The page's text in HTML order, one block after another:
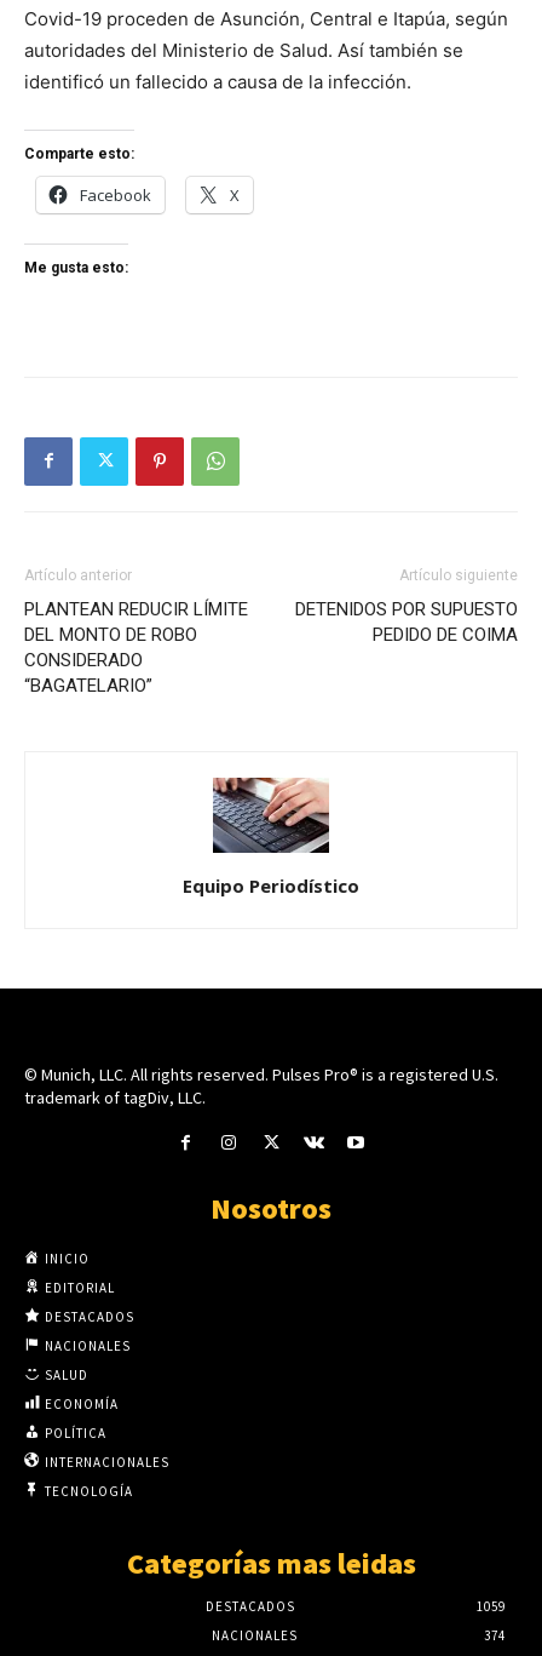
Covid-19 proceden de Asunción, Central e Itapúa, según
autoridades del Ministerio de Salud. Así también se
identificó un fallecido a causa de la infección.
Comparte esto:
Facebook X
Me gusta esto:
Artículo anterior
PLANTEAN REDUCIR LÍMITE
DEL MONTO DE ROBO
CONSIDERADO
“BAGATELARIO”
Artículo siguiente
DETENIDOS POR SUPUESTO
PEDIDO DE COIMA
Equipo Periodístico
© Munich, LLC. All rights reserved. Pulses Pro® is a registered U.S.
trademark of tagDiv, LLC.
Nosotros
INICIO
EDITORIAL
DESTACADOS
NACIONALES
SALUD
ECONOMÍA
POLÍTICA
INTERNACIONALES
TECNOLOGÍA
Categorías mas leidas
DESTACADOS
1059
NACIONALES
374